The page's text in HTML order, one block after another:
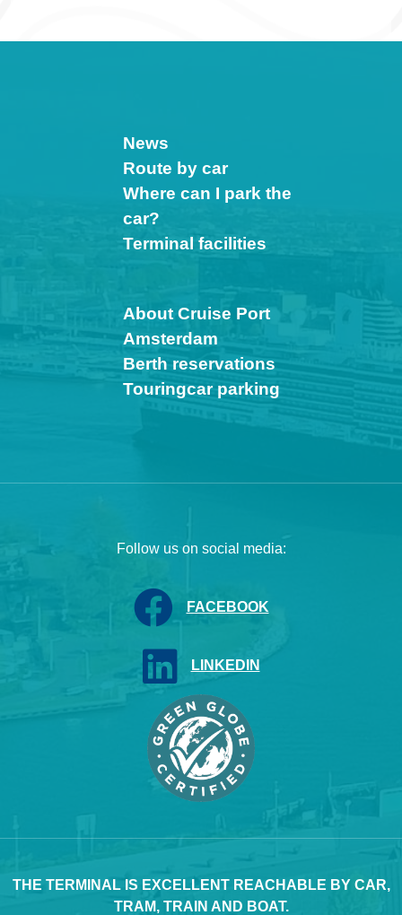
News
Route by car
Where can I park the
car?
Terminal facilities
About Cruise Port
Amsterdam
Berth reservations
Touringcar parking
Follow us on social media:
FACEBOOK
LINKEDIN
THE TERMINAL IS EXCELLENT REACHABLE BY CAR,
TRAM, TRAIN AND BOAT.